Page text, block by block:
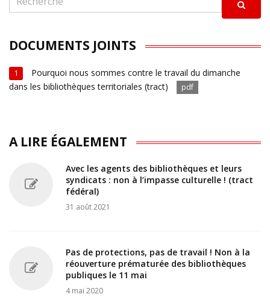
DOCUMENTS JOINTS
1
Pourquoi nous sommes contre le travail du dimanche
dans les bibliothèques territoriales (tract)
pdf
A LIRE ÉGALEMENT
Avec les agents des bibliothèques et leurs
syndicats : non à l’impasse culturelle ! (tract
fédéral)
31 août 2021
Pas de protections, pas de travail ! Non à la
réouverture prématurée des bibliothèques
publiques le 11 mai
4 mai 2020